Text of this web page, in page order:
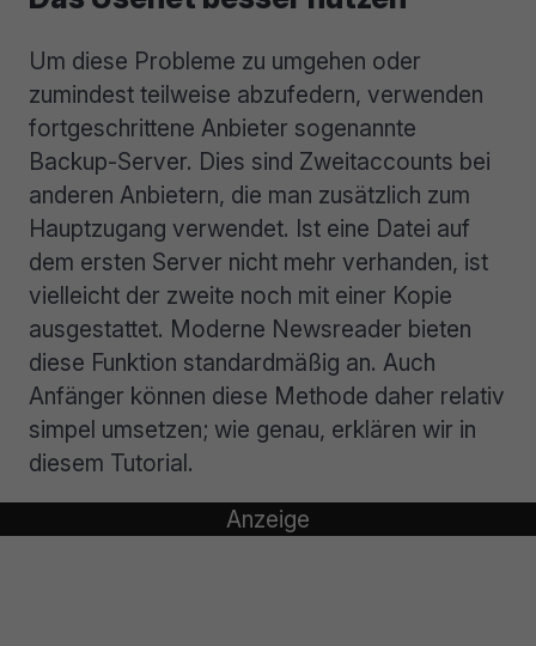
Um diese Probleme zu umgehen oder
zumindest teilweise abzufedern, verwenden
fortgeschrittene Anbieter sogenannte
Backup-Server. Dies sind Zweitaccounts bei
anderen Anbietern, die man zusätzlich zum
Hauptzugang verwendet. Ist eine Datei auf
dem ersten Server nicht mehr verhanden, ist
vielleicht der zweite noch mit einer Kopie
ausgestattet. Moderne Newsreader bieten
diese Funktion standardmäßig an. Auch
Anfänger können diese Methode daher relativ
simpel umsetzen; wie genau, erklären wir in
diesem Tutorial.